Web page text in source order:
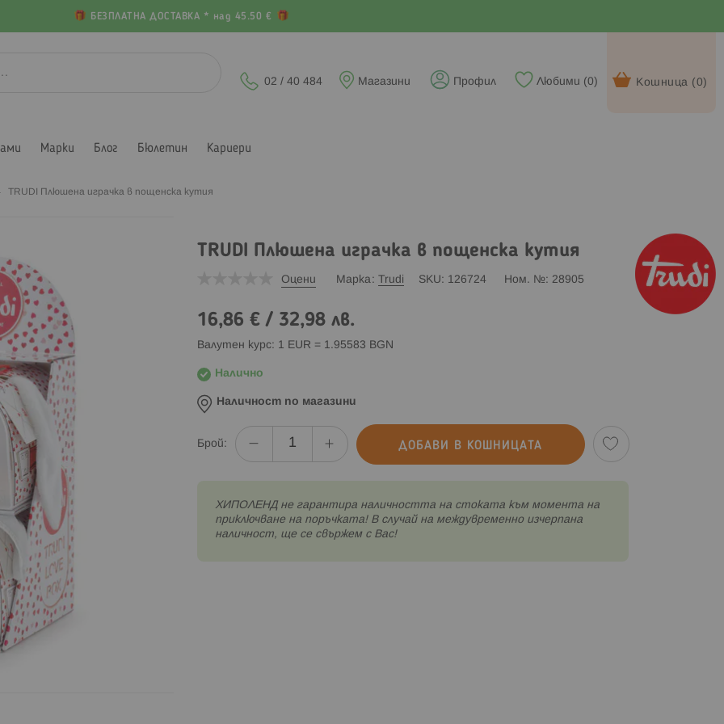
БЕЗПЛАТНА ДОСТАВКА * над 45.50 €
Кошница (0)
Любими (0)
Профил
Магазини
02 / 40 484
Марки Блог Бюлетин Кариери
TRUDI Плюшена играчка в пощенска кутия
TRUDI Плюшена играчка в пощенска кутия
Оцени Марка Trudi SKU 126724 Ном. № 28905
16,86 €/ 32,98 лв.
Валутен курс: 1 EUR = 1.95583 BGN
Налично
Наличност по магазини
Брой: ДОБАВИ В КОШНИЦАТА
XИПОЛЕНД не гарантира наличността на стоката към момента на
приключване на поръчката! В случай на междувременно изчерпана
наличност, ще се свържем с Вас!